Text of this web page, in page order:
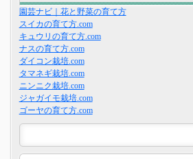
園芸ナビ｜花と野菜の育て方
スイカの育て方.com
キュウリの育て方.com
ナスの育て方.com
ダイコン栽培.com
タマネギ栽培.com
ニンニク栽培.com
ジャガイモ栽培.com
ゴーヤの育て方.com